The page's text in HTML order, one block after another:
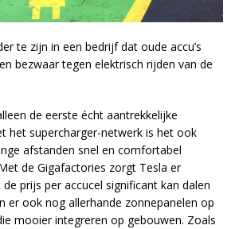
te zijn in een bedrijf dat oude accu’s
bezwaar tegen elektrisch rijden van de
de eerste écht aantrekkelijke
het supercharger-netwerk is het ook
afstanden snel en comfortabel
de Gigafactories zorgt Tesla er
prijs per accucel significant kan dalen
er ook nog allerhande zonnepanelen op
mooier integreren op gebouwen. Zoals